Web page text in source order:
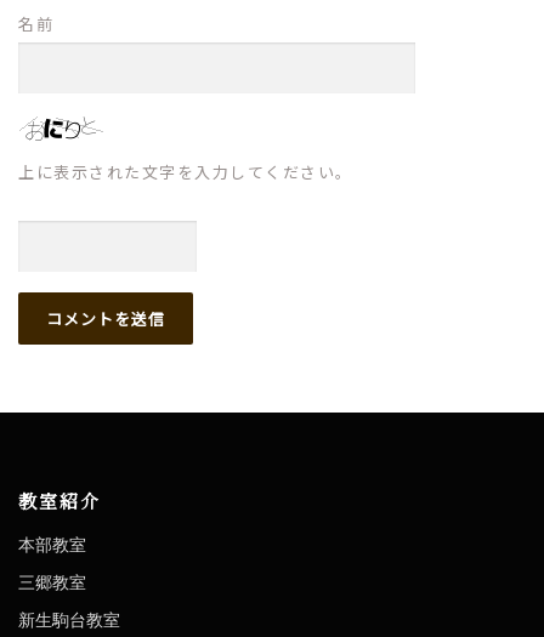
名前
上に表示された文字を入力してください。
教室紹介
本部教室
三郷教室
新生駒台教室